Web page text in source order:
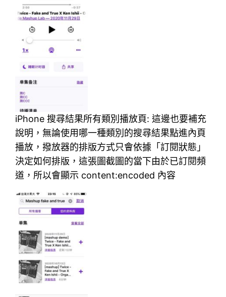
iPhone 搜尋結果所有類別播放頁: 這邊也要補充
說明，無論使用哪一種類別的搜尋結果點進內頁
播放，撥放器的排版方式只會依據「訂閱狀態」
決定如何排版，這張圖截圖的當下由於已訂閱頻
道，所以會顯示 content:encoded 內容